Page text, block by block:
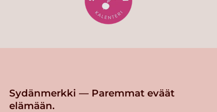
Sydänmerkki — Paremmat eväät
elämään.